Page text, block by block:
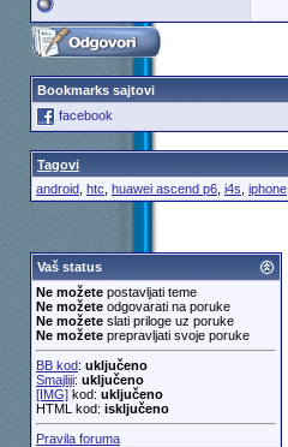
Bookmarks sajtovi
facebook
Tagovi
android, htc huawei ascend p6, i4s iphone,
Vaš status
Ne možetepostavljati teme
Ne možeteodgovarati na poruke
Ne možeteslati priloge uz poruke
Ne možeteprepravljati svoje poruke
BB kod: uključeno
Smajliji: uključeno
[IMG]kod: uključeno
HTML kod: isključeno
Pravila foruma